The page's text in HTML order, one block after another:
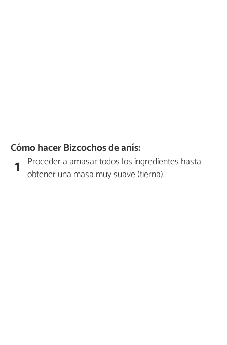
Cómo hacer Bizcochos de anís:
1 Proceder a amasar todos los ingredientes hasta
obtener una masa muy suave (tierna).